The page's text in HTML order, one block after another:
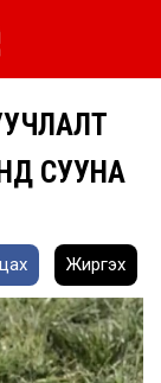
СУУНА
Жиргэх